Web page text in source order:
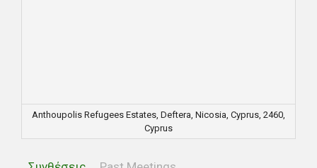
Anthoupolis Refugees Estates, Deftera, Nicosia, Cyprus, 2460,
Cyprus